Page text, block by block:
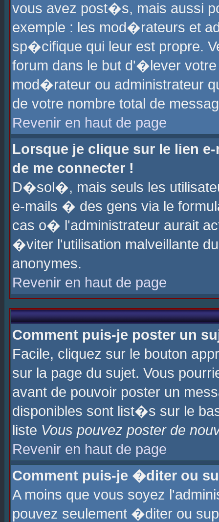
vous avez post�s, mais aussi
exemple : les mod�rateurs et
sp�cifique qui leur est propre.
forum dans le but d'�lever
mod�rateur ou administrateur
de votre nombre total de
Revenir en haut de page
Lorsque je clique sur le lien
de me connecter !
D�sol�, mais seuls les
e-mails � des gens via le
cas o� l'administrateur aurait
�viter l'utilisation malveillante
anonymes.
Revenir en haut de page
Comment puis-je poster un
Facile, cliquez sur le bouton
sur la page du sujet. Vous
avant de pouvoir poster un
disponibles sont list�s sur le
liste Vous pouvez poster de
Revenir en haut de page
Comment puis-je �diter ou
A moins que vous soyez
pouvez seulement �diter ou